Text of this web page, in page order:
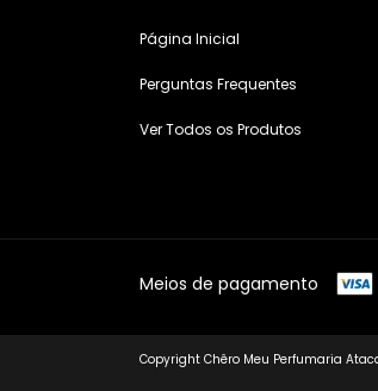
Página Inicial
Perguntas Frequentes
Ver Todos os Produtos
Meios de pagamento
Copyright Chêro Meu Perfumaria